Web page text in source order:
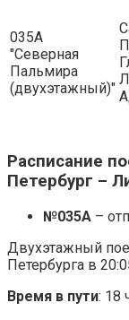
035А
"Северная
Пальмира
(двухэтажный)"
Расписание
Петербург –
№035А –
Двухэтажный
Петербурга в
Время в пути: 18